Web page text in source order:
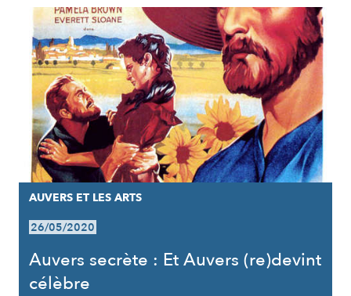
AUVERS ET LES ARTS
26/05/2020
Auvers secrète : Et Auvers (re)devint
célèbre